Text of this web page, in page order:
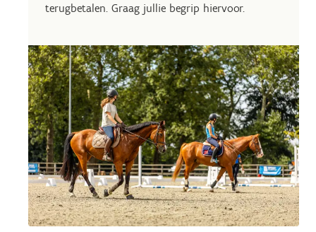
terugbetalen. Graag jullie begrip hiervoor.